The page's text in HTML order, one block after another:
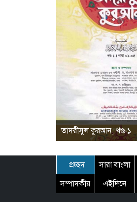
তাদরীসুল কুরআন; খণ্ড-১
প্রচ্ছদ সারা বাংলা
সম্পাদকীয়
এইদিনে